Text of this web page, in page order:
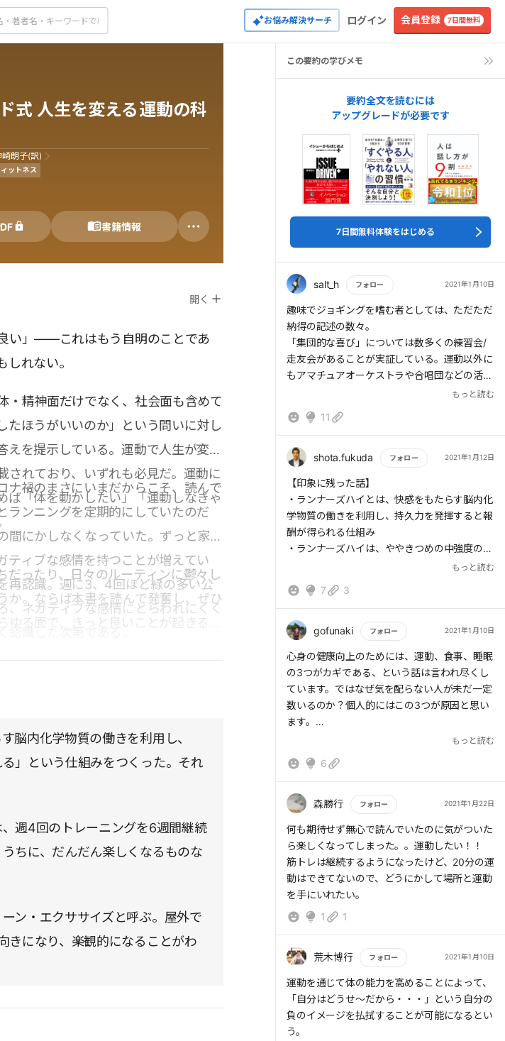
お悩み解決サーチ ログイン 会員登録 7日間無料
式 人生を変える運動の科
崎朗子(訳)
ットネス
書籍情報
開く
い」――これはもう自明のことであ
れない。
・精神面だけでなく、社会面も含めて
たほうがいいのか」という問いに対し
えを提示している。運動で人生が変わ
されており、いずれも必見だ。運動に
ば「体を動かしたい」「運動しなきゃ
ナ禍のまさにいまだからこそ、読んで
ランニングを定期的にしていたのだ
間にかしなくなっていた。ずっと家に
ティブな感情を持つことが増えてい
再認識。週に3、4回ほど緑の多い公
、ネガティブな感情にとらわれにくく
だったり、日々のルーティンに鬱々し
か。ならば本書を読んで発奮し、ぜひ
る面で、きっと良いことが起きるは
脳内化学物質の働きを利用し、
」という仕組みをつくった。それ
週4回のトレーニングを6週間継続
ちに、だんだん楽しくなるものな
ン・エクササイズと呼ぶ。屋外で
きになり、楽観的になることがわ
この要約の学びメモ
要約全文を読むには
アップグレードが必要です
7日間無料体験をはじめる
salt_h フォロー 2021年1月10日
もっと読む
趣味でジョギングを嗜む者としては、ただただ
納得の記述の数々。
「集団的な喜び」については数多くの練習会/
走友会があることが実証している。運動以外に
もアマチュアオーケストラや合唱団などの活動
も、集団的な喜びがあるからこそ活発なのだと
り、ストレスや孤独を感じている人は多い。直
くても)得られる方法があるといいなと思う。
もっと読む
11
shota.fukuda フォロー 2021年1月12日
もっと読む
【印象に残った話】
・ランナーズハイとは、快感をもたらす脳内化
学物質の働きを利用し、持久力を発揮すると報
酬が得られる仕組み
・ランナーズハイは、ややきつめの中強度の運
ーン・エクササイズ」と呼び、屋外で体を動か
的になることがわかっている
や言語、心的イメージや推論などが活性化して
いる状態にあることをいう
・多くの人は、デフォルト状態において、ネガ
ティブ・バイアスがかかっている、すなわち、
過去のつらい経験を何度も思い出したり、自分
自身や他人を批判したり、心配すべき理由をし
つこく考えてしまったりしている
に、グリーン・エクササイズが効果的であるこ
とが最近の研究で分かっている
【アクションプラン】
・週末に森林浴をして、デフォルト状態を鎮静
化する
もっと読む
7 3
gofunaki フォロー 2021年1月10日
もっと読む
心身の健康向上のためには、運動、食事、睡眠
の3つがカギである、という話は言われ尽くし
ています。ではなぜ気を配らない人が未だ一定
数いるのか？個人的にはこの3つが原因と思い
ます。
2.手法の理解不足
す。
多いのは3な気がします。十分な睡眠時間、適
切な食事準備、十分な運動時間を確保したくて
も、時間が取れないというパターン。
こうなるとタイムマネジメント論になります。
取捨選択論にもなります。1日24時間1週間168
時間を何に使うか。
心身というハードウェアの性能向上は、思考の
処理速度を高めたり、意志というソフトウェア
を正しく作動させます。
もっと読む
6
森勝行 フォロー 2021年1月22日
もっと読む
何も期待せず無心で読んでいたのに気がついた
ら楽しくなってしまった。。運動したい！！
筋トレは継続するようになったけど、20分の運
動はできてないので、どうにかして場所と運動
を手にいれたい。
1
1
荒木博行 フォロー 2021年1月10日
もっと読む
運動を通じて体の能力を高めることによって、
「自分はどうせ〜だから・・・」という自分の
負のイメージを払拭することが可能になるとい
う。